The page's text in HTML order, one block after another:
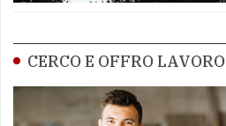
CERCO E OFFRO LAVORO